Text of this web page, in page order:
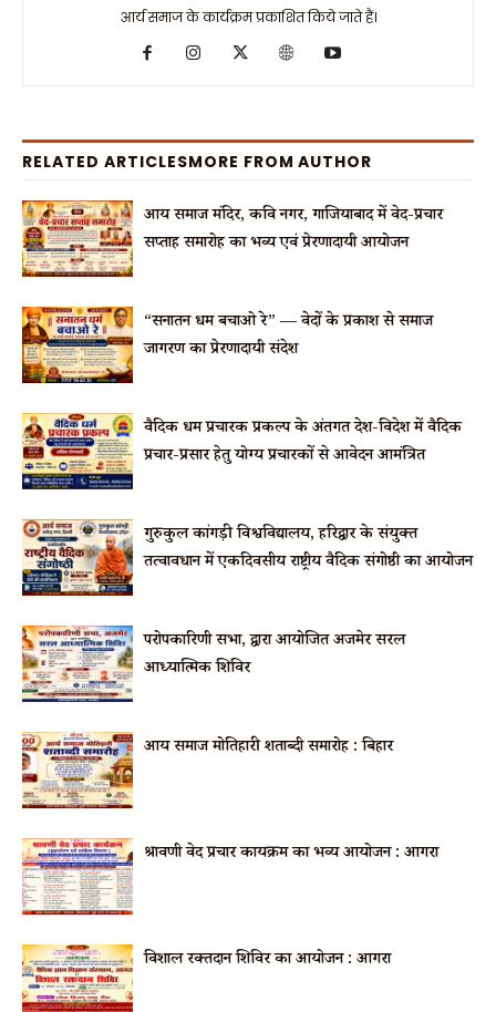
आर्य समाज के कार्यक्रम प्रकाशित किये जाते हैं।
RELATED ARTICLESMORE FROM AUTHOR
आर्य समाज मंदिर, कवि नगर, गाजियाबाद में वेद-प्रचार
सप्ताह समारोह का भव्य एवं प्रेरणादायी आयोजन
“सनातन धर्म बचाओ रे” — वेदों के प्रकाश से समाज
जागरण का प्रेरणादायी संदेश
वैदिक धर्म प्रचारक प्रकल्प के अंतर्गत देश-विदेश में वैदिक
प्रचार-प्रसार हेतु योग्य प्रचारकों से आवेदन आमंत्रित
गुरुकुल कांगड़ी विश्वविद्यालय, हरिद्वार के संयुक्त
तत्वावधान में एकदिवसीय राष्ट्रीय वैदिक संगोष्ठी का आयोजन
परोपकारिणी सभा, द्वारा आयोजित अजमेर सरल
आध्यात्मिक शिविर
आर्य समाज मोतिहारी शताब्दी समारोह : बिहार
श्रावणी वेद प्रचार कार्यक्रम का भव्य आयोजन : आगरा
विशाल रक्तदान शिविर का आयोजन : आगरा